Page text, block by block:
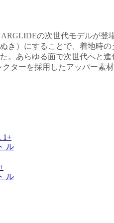
の次世代モデルが
き）にすることで、着地時
。あらゆる面で次世代へと
ターを採用したアッパー素
ル